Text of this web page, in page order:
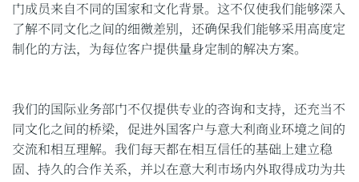
门成员来自不同的国家和文化背景。这不仅使我们能够深入
了解不同文化之间的细微差别，还确保我们能够采用高度定
制化的方法，为每位客户提供量身定制的解决方案。
我们的国际业务部门不仅提供专业的咨询和支持，还充当不
同文化之间的桥梁，促进外国客户与意大利商业环境之间的
交流和相互理解。我们每天都在相互信任的基础上建立稳
固、持久的合作关系，并以在意大利市场内外取得成功为共